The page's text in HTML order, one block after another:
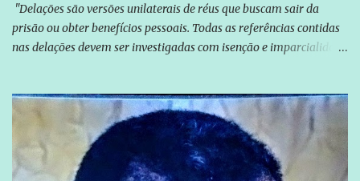
"Delações são versões unilaterais de réus que buscam sair da
prisão ou obter benefícios pessoais. Todas as referências contidas
nas delações devem ser investigadas com isenção e imparcialidade
Globo manteve com o Grupo Odebrecht, citada na delação de
Emílio Odebrecht. Lula sempre atuou para promover o Brasil no
exterior, e não para promover determinadas empresas ou
empresários" Assina a nota o advogado Cristiano Zanin Martins